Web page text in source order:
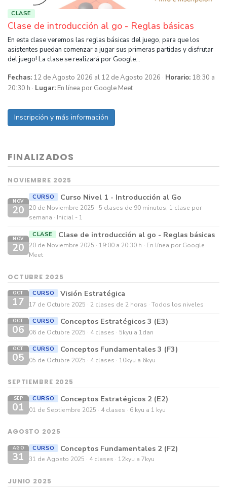
CLASE
Clase de introducción al go - Reglas básicas
En esta clase veremos las reglas básicas del juego, para que los
asistentes puedan comenzar a jugar sus primeras partidas y disfrutar
del juego! La clase se realizará por Google…
Fechas: 12 de Agosto 2026 al 12 de Agosto 2026 Horario: 18:30 a
20:30 h
Lugar: En línea por Google Meet
Inscripción y más información
FINALIZADOS
NOVIEMBRE 2025
NOV
20
CURSO Curso Nivel 1 - Introducción al Go
20 de Noviembre 2025
5 clases de 90 minutos, 1 clase por
semana
Inicial - 1
NOV
20
CLASE Clase de introducción al go - Reglas básicas
20 de Noviembre 2025 19:00 a 20:30 h
En línea por Google
Meet
OCTUBRE 2025
OCT
17
CURSO Visión Estratégica
17 de Octubre 2025 2 clases de 2 horas Todos los niveles
OCT
06
CURSO Conceptos Estratégicos 3 (E3)
06 de Octubre 2025 4 clases 5kyu a 1dan
OCT
05
CURSO Conceptos Fundamentales 3 (F3)
05 de Octubre 2025 4 clases 10kyu a 6kyu
SEPTIEMBRE 2025
SEP
01
CURSO Conceptos Estratégicos 2 (E2)
01 de Septiembre 2025 4 clases 6 kyu a 1 kyu
AGOSTO 2025
AGO
31
CURSO Conceptos Fundamentales 2 (F2)
31 de Agosto 2025 4 clases 12kyu a 7kyu
JUNIO 2025